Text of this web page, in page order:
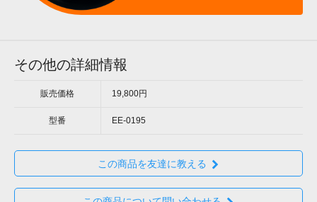
その他の詳細情報
販売価格 19,800円
型番 EE-0195
この商品を友達に教える